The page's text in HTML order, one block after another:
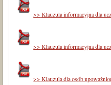
>> Klauzula informacyjna dla
>> Klauzula informacyjna dla
>> Klauzula dla osób